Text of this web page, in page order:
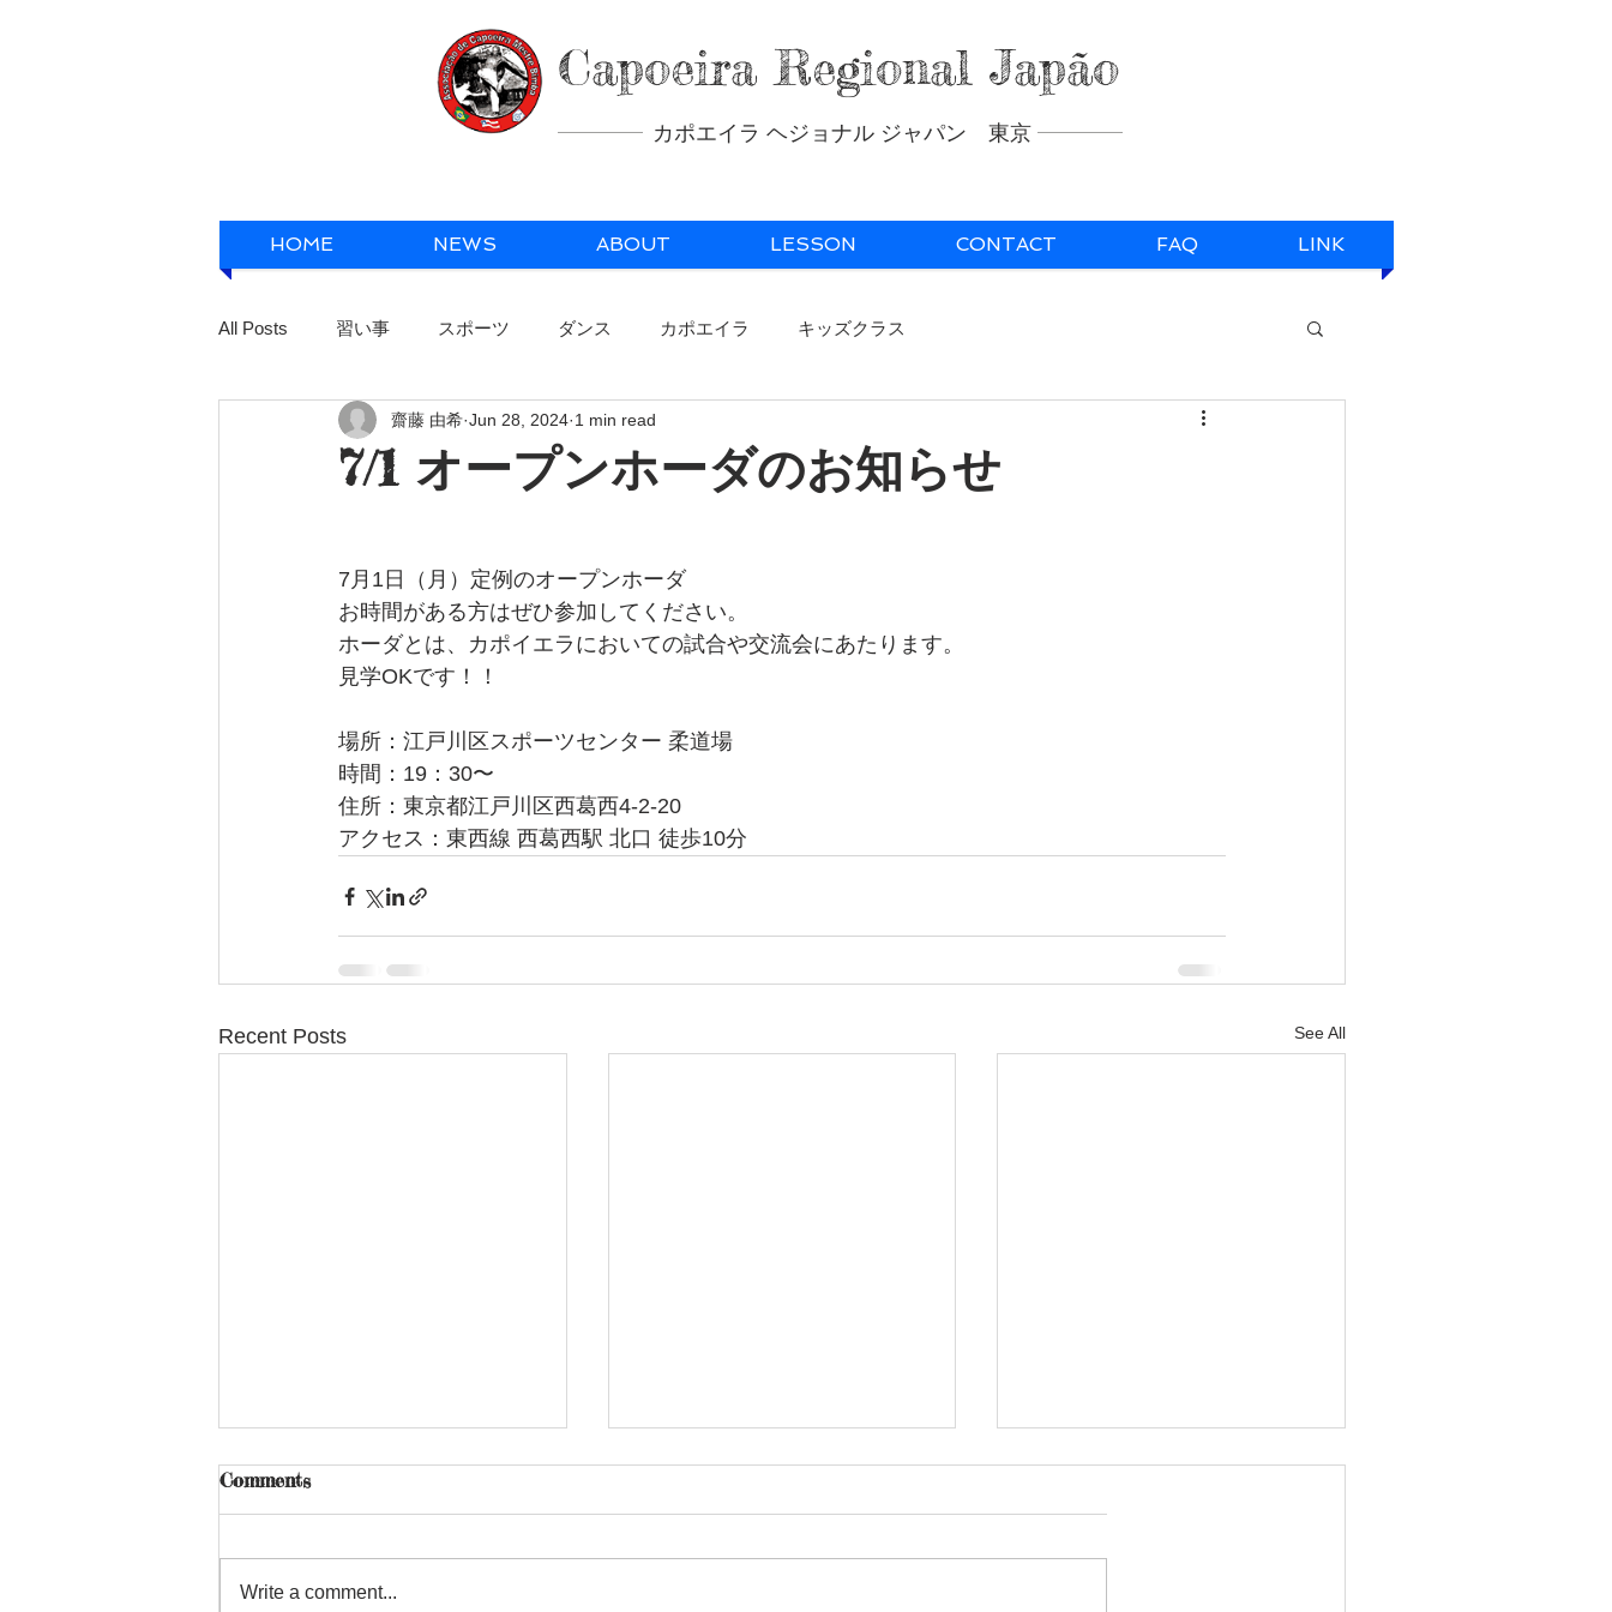
Capoeira Regional Japão
カポエイラ ヘジョナル ジャパン 東京
HOME NEWS ABOUT LESSON CONTACT FAQ LINK
All Posts 習い事 スポーツ ダンス カポエイラ キッズクラス
7/1 オープンホーダのお知らせ
齋藤 由希 Jun 28, 2024 1 min read
7月1日（月）定例のオープンホーダ
お時間がある方はぜひ参加してください。
ホーダとは、カポイエラにおいての試合や交流会にあたります。
見学OKです！！
場所：江戸川区スポーツセンター 柔道場
時間：19：30〜
住所：東京都江戸川区西葛西4-2-20
アクセス：東西線 西葛西駅 北口 徒歩10分
Recent Posts See All
Comments
Write a comment...